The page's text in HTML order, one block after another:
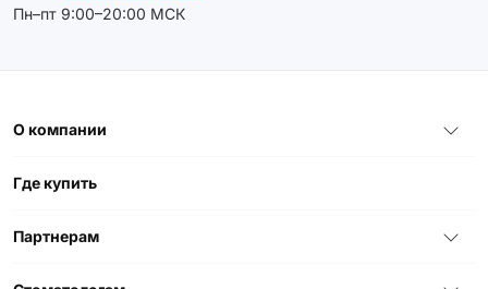
Пн–пт 9:00–20:00 МСК
О компании
Где купить
Партнерам